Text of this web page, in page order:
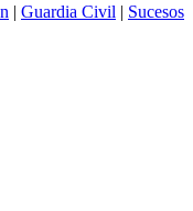
| Guardia Civil | Sucesos